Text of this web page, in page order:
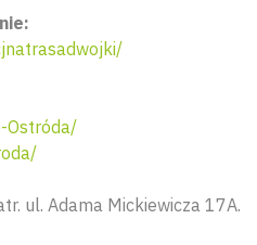
Ostróda/
ul. Adama Mickiewicza 17A.